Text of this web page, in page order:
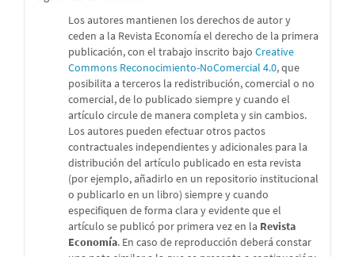
Los autores mantienen los derechos de autor y
ceden a la Revista Economía el derecho de la primera
publicación, con el trabajo inscrito bajo Creative
Commons Reconocimiento-NoComercial 4.0, que
posibilita a terceros la redistribución, comercial o no
comercial, de lo publicado siempre y cuando el
artículo circule de manera completa y sin cambios.
Los autores pueden efectuar otros pactos
contractuales independientes y adicionales para la
distribución del artículo publicado en esta revista
(por ejemplo, añadirlo en un repositorio institucional
o publicarlo en un libro) siempre y cuando
especifiquen de forma clara y evidente que el
artículo se publicó por primera vez en la Revista
Economía. En caso de reproducción deberá constar